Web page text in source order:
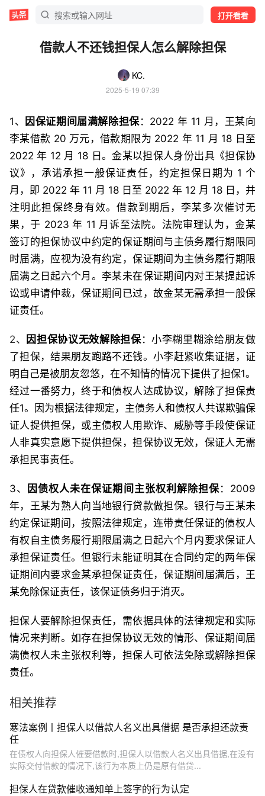
打开看看
借款人不还钱担保人怎么解除担保
KC.
2025-5-19 07:39
1、 因保证期间届满解除担保：2022 年 11 月，王某向
李某借款 20 万元，借款期限为 2022 年 11 月 18 日至
2022 年 12 月 18 日。金某以担保人身份出具《担保协
议》，承诺承担一般保证责任，约定担保日期为 1 个
月，即 2022 年 11 月 18 日至 2022 年 12 月 18 日，并
注明此担保终身有效。借款到期后，李某多次催讨无
果，于 2023 年 11 月诉至法院。法院审理认为，金某
签订的担保协议中约定的保证期间与主债务履行期限同
时届满，应视为没有约定，保证期间为主债务履行期限
届满之日起六个月。李某未在保证期间内对王某提起诉
讼或申请仲裁，保证期间已过，故金某无需承担一般保
证责任。
2、 因担保协议无效解除担保：小李糊里糊涂给朋友做
了担保，结果朋友跑路不还钱。小李赶紧收集证据，证
明自己是被朋友忽悠，在不知情的情况下提供了担保1。
经过一番努力，终于和债权人达成协议，解除了担保责
任1。因为根据法律规定，主债务人和债权人共谋欺骗保
证人提供担保，或主债权人用欺诈、威胁等手段使保证
人非真实意愿下提供担保，担保协议无效，保证人无需
承担民事责任。
3、 因债权人未在保证期间主张权利解除担保：2009
年，王某为熟人向当地银行贷款做担保。银行与王某未
约定保证期间，按照法律规定，连带责任保证的债权人
有权自主债务履行期限届满之日起六个月内要求保证人
承担保证责任。但银行未能证明其在合同约定的两年保
证期间内要求金某承担保证责任，保证期间届满后，王
某免除保证责任，该保证债务归于消灭。
担保人要解除担保责任，需依据具体的法律规定和实际
情况来判断。如存在担保协议无效的情形、保证期间届
满债权人未主张权利等，担保人可依法免除或解除担保
责任。
相关推荐
寒法案例丨担保人以借款人名义出具借据 是否承担还款责
任
在债权人向担保人催要借款时,担保人以借款人名义出具借据,在没有
实际交付借款的情况下,该行为本质上仍是原有借贷...
担保人在贷款催收通知单上签字的行为认定